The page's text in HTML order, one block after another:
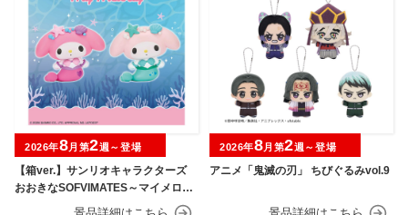
【箱ver.】サンリオキャラクターズ
おおきなSOFVIMATES～マイメロデ
ィ マーメイドver. ～
2026年8月第2週～登場
アニメ「鬼滅の刃」 ちびぐるみvol.9
2026年8月第2週～登場